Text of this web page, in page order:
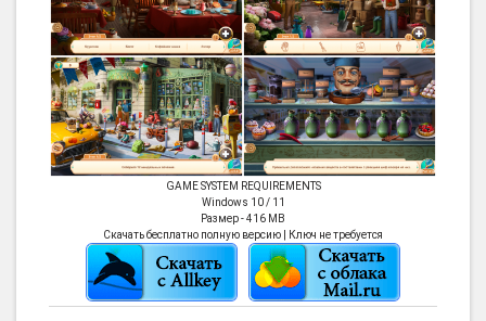
GAME SYSTEM REQUIREMENTS
Windows 10 / 11
Размер - 416 MB
Скачать бесплатно полную версию | Ключ не требуется